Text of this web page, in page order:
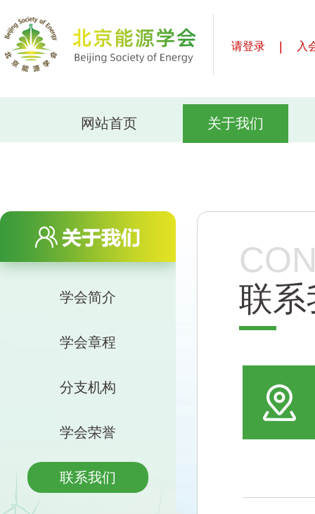
请登录 入
网站首页 关于我们
学会简介
学会章程
分支机构
学会荣誉
联系我们
联系